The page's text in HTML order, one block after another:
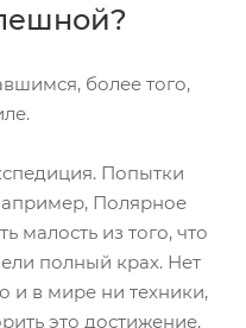
более того,
Попытки
Полярное
малость из того, что
полный крах. Нет
и в мире ни техники,
это достижение.